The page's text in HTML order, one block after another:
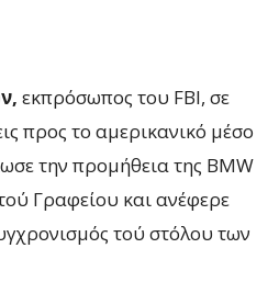
εκπρόσωπος του FBI, σε
προς το αμερικανικό μέσο
την προμήθεια της BMW
Γραφείου και ανέφερε
τού στόλου των